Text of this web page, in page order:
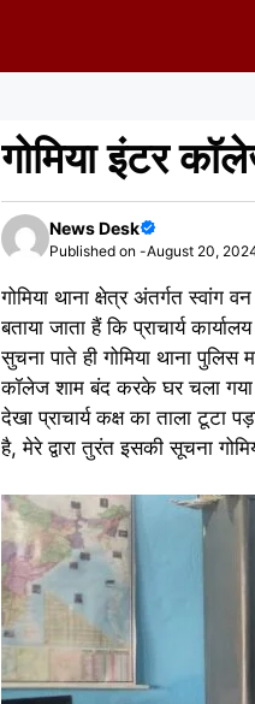
गोमिया इंटर
News Desk
Published on -August 20,
गोमिया थाना क्षेत्र अंतर्गत स्वांग
बताया जाता हैं कि प्राचार्य
सुचना पाते ही गोमिया थाना
कॉलेज शाम बंद करके घर चला गया
देखा प्राचार्य कक्ष का ताला
है, मेरे द्वारा तुरंत इसकी सूचना